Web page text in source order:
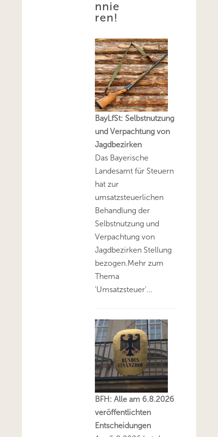
nnie
ren!
BayLfSt: Selbstnutzung
und Verpachtung von
Jagdbezirken
Das Bayerische
Landesamt für Steuern
hat zur
umsatzsteuerlichen
Behandlung der
Selbstnutzung und
Verpachtung von
Jagdbezirken Stellung
bezogen.Mehr zum
Thema
'Umsatzsteuer'...
BFH: Alle am 6.8.2026
veröffentlichten
Entscheidungen